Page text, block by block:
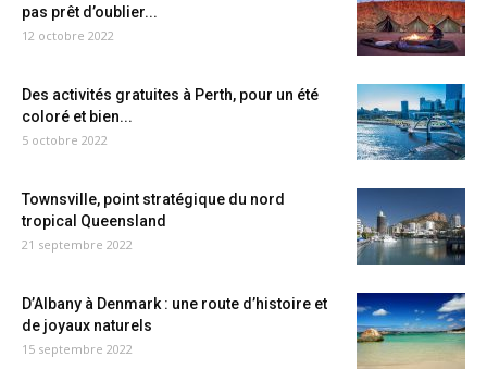
pas prêt d’oublier...
12 octobre 2022
Des activités gratuites à Perth, pour un été
coloré et bien...
5 octobre 2022
Townsville, point stratégique du nord
tropical Queensland
21 septembre 2022
D’Albany à Denmark : une route d’histoire et
de joyaux naturels
15 septembre 2022